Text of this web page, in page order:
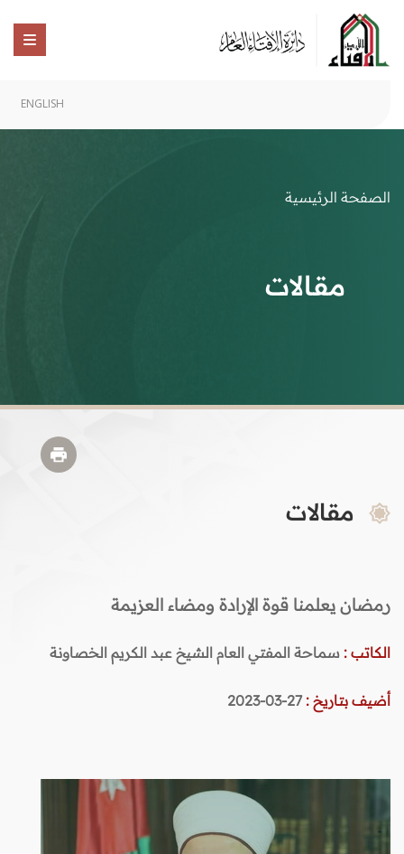
ENGLISH
الصفحة الرئيسية
مقالات
مقالات
رمضان يعلمنا قوة الإرادة ومضاء العزيمة
الكاتب : سماحة المفتي العام الشيخ عبد الكريم الخصاونة
أضيف بتاريخ :27-03-2023